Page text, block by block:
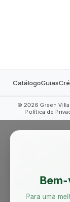
CatálogoGuias
© 2026 Green
Política de
Para uma